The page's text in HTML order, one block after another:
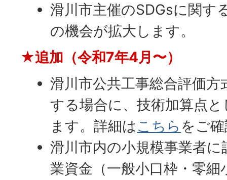
滑川市主催のSDGsに関す
の機会が拡大します。
★追加（令和7年4月〜）
滑川市公共工事総合評価
する場合に、技術加算点
ます。詳細はこちら をご
滑川市内の小規模事業者
業資金（一般小口枠・零